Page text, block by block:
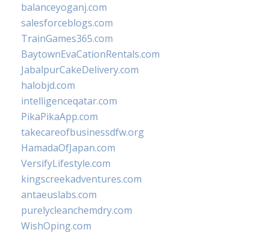
balanceyoganj.com
salesforceblogs.com
TrainGames365.com
BaytownEvaCationRentals.com
JabalpurCakeDelivery.com
halobjd.com
intelligenceqatar.com
PikaPikaApp.com
takecareofbusinessdfw.org
HamadaOfJapan.com
VersifyLifestyle.com
kingscreekadventures.com
antaeuslabs.com
purelycleanchemdry.com
WishOping.com